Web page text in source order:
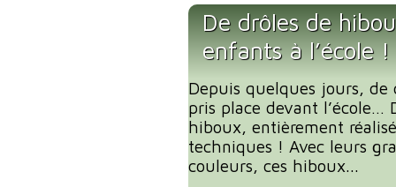
De drôles de
enfants à l’école !
Depuis quelques jours, de
pris place devant l’école…
hiboux, entièrement
techniques ! Avec leurs
couleurs, ces hiboux...